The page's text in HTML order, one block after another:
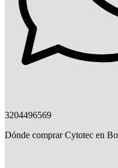
3204496569
Dónde comprar Cytotec en